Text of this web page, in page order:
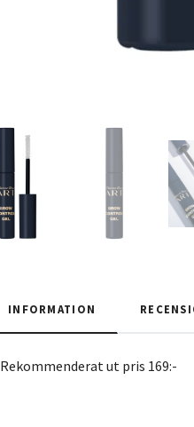
INFORMATION
Rekommenderat ut pris 169:-